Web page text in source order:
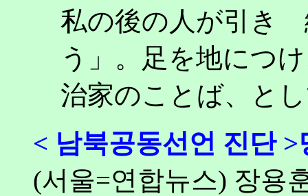
私の後の人が引き
う」。足を地につ
治家のことば、と
< 남북공동선언 진단
(서울=연합뉴스) 장용